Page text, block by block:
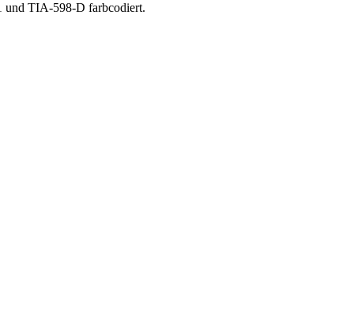
und TIA-598-D farbcodiert.